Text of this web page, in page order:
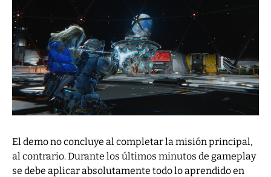
El demo no concluye al completar la misión principal,
al contrario. Durante los últimos minutos de gameplay
se debe aplicar absolutamente todo lo aprendido en